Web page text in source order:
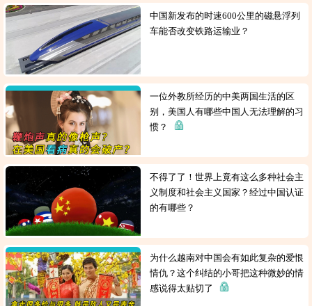
中国新发布的时速600公里的磁悬浮列
车能否改变铁路运输业？
一位外教所经历的中美两国生活的区
别，美国人有哪些中国人无法理解的习
惯？
不得了了！世界上竟有这么多种社会主
义制度和社会主义国家？经过中国认证
的有哪些？
为什么越南对中国会有如此复杂的爱恨
情仇？这个纠结的小哥把这种微妙的情
感说得太贴切了